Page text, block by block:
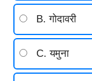
B. गोदावरी
C. यमुना